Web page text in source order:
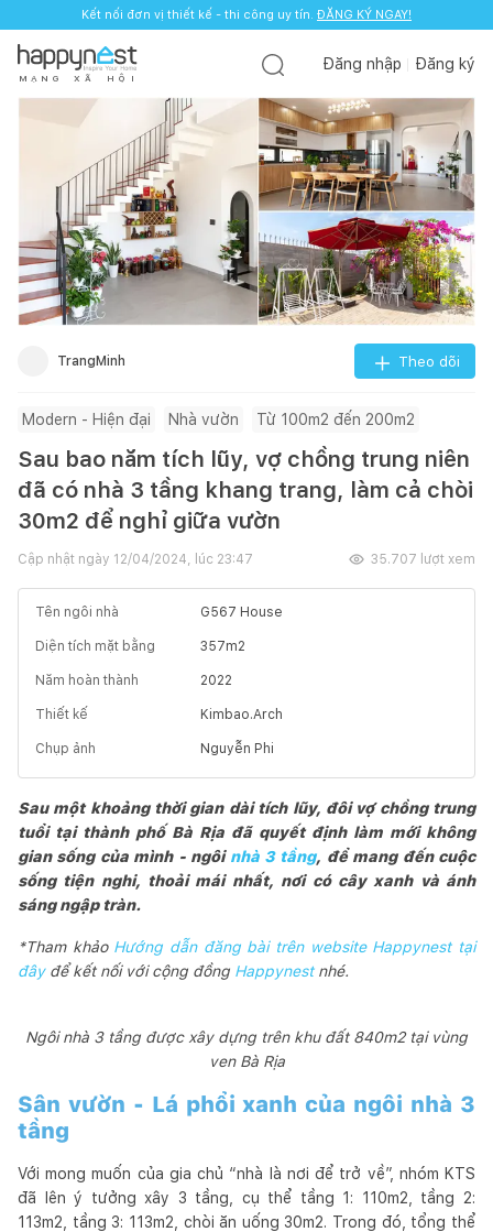
Kết nối đơn vị thiết kế - thi công uy tín. ĐĂNG KÝ NGAY!
Kết nối đơn vị thiết kế - thi công uy tín. ĐĂNG KÝ NGAY!
M Ạ N G X Ã H Ộ I
Đăng nhập Đăng ký
TrangMinh Theo dõi
Modern - Hiện đại Nhà vườn Từ 100m2 đến 200m2
Sau bao năm tích lũy, vợ chồng trung niên
đã có nhà 3 tầng khang trang, làm cả chòi
30m2 để nghỉ giữa vườn
Cập nhật ngày 12/04/2024, lúc 23:47 35.707 lượt xem
Tên ngôi nhà G567 House
Diện tích mặt bằng 357m2
Năm hoàn thành 2022
Thiết kế Kimbao.Arch
Chụp ảnh Nguyễn Phi
Sau một khoảng thời gian dài tích lũy, đôi vợ chồng trung
tuổi tại thành phố Bà Rịa đã quyết định làm mới không
gian sống của mình - ngôi nhà 3 tầng, để mang đến cuộc
sống tiện nghi, thoải mái nhất, nơi có cây xanh và ánh
sáng ngập tràn.
*Tham khảo Hướng dẫn đăng bài trên website Happynest tại
đâyđể kết nối với cộng đồng Happynest nhé.
Ngôi nhà 3 tầng được xây dựng trên khu đất 840m2 tại vùng
ven Bà Rịa
Sân vườn - Lá phổi xanh của ngôi nhà 3
tầng
Với mong muốn của gia chủ “nhà là nơi để trở về”, nhóm KTS
đã lên ý tưởng xây 3 tầng, cụ thể tầng 1: 110m2, tầng 2:
113m2, tầng 3: 113m2, chòi ăn uống 30m2. Trong đó, tổng thể